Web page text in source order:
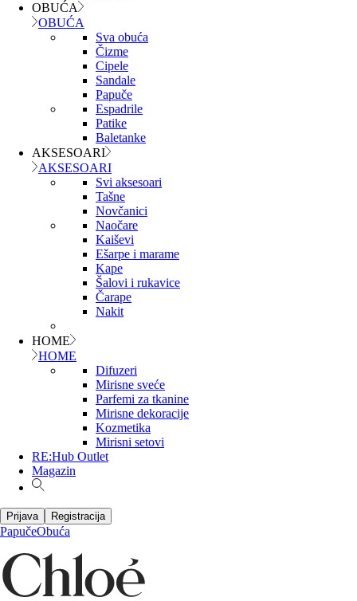
OBUĆA
OBUĆA
Sva obuća
Čizme
Cipele
Sandale
Papuče
Espadrile
Patike
Baletanke
AKSESOARI
AKSESOARI
Svi aksesoari
Tašne
Novčanici
Naočare
Kaiševi
Ešarpe i marame
Kape
Šalovi i rukavice
Čarape
Nakit
HOME
HOME
Difuzeri
Mirisne sveće
Parfemi za tkanine
Mirisne dekoracije
Kozmetika
Mirisni setovi
RE:Hub Outlet
Magazin
Prijava Registracija
PapučeObuća